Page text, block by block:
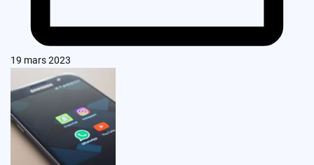
19 mars 2023